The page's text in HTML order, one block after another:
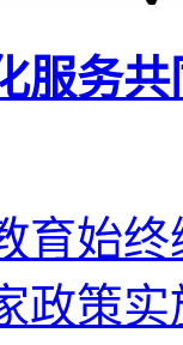
服务
育始
政策